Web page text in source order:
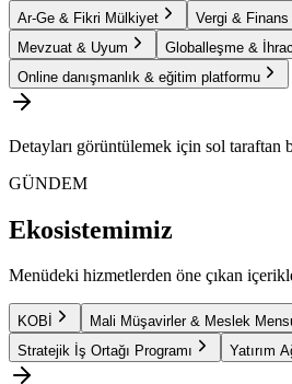
Ar-Ge & Fikri Mülkiyet Vergi & Finans
Mevzuat & Uyum
Globalleşme &
Online danışmanlık & eğitim platformu
Detayları görüntülemek için sol taraftan
GÜNDEM
Ekosistemimiz
Menüdeki hizmetlerden öne çıkan
KOBİ
Mali Müşavirler & Meslek
Stratejik İş Ortağı Programı
Yatırım